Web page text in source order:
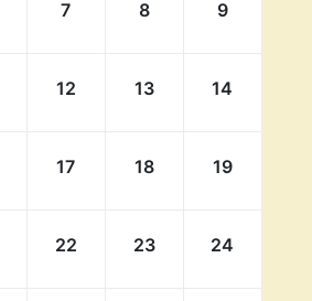
7 8 9
12 13 14
17 18 19
22 23 24